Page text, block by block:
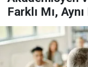
Farklı Mı,